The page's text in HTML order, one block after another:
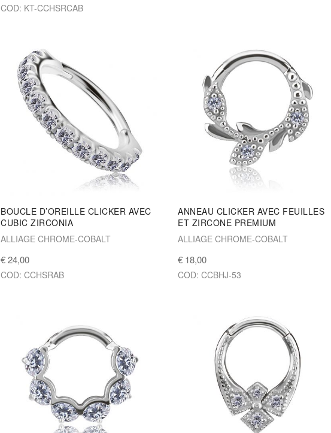
COD: KT-CCHSRCAB
BOUCLE D’OREILLE CLICKER AVEC
CUBIC ZIRCONIA
ALLIAGE CHROME-COBALT
€ 24,00
COD: CCHSRAB
ANNEAU CLICKER AVEC FEUILLES
ET ZIRCONE PREMIUM
ALLIAGE CHROME-COBALT
€ 18,00
COD: CCBHJ-53